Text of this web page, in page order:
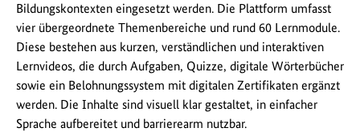
Bildungskontexten eingesetzt werden. Die Plattform umfasst
vier übergeordnete Themenbereiche und rund 60 Lernmodule.
Diese bestehen aus kurzen, verständlichen und interaktiven
Lernvideos, die durch Aufgaben, Quizze, digitale Wörterbücher
sowie ein Belohnungssystem mit digitalen Zertifikaten ergänzt
werden. Die Inhalte sind visuell klar gestaltet, in einfacher
Sprache aufbereitet und barrierearm nutzbar.